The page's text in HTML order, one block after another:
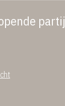
partij